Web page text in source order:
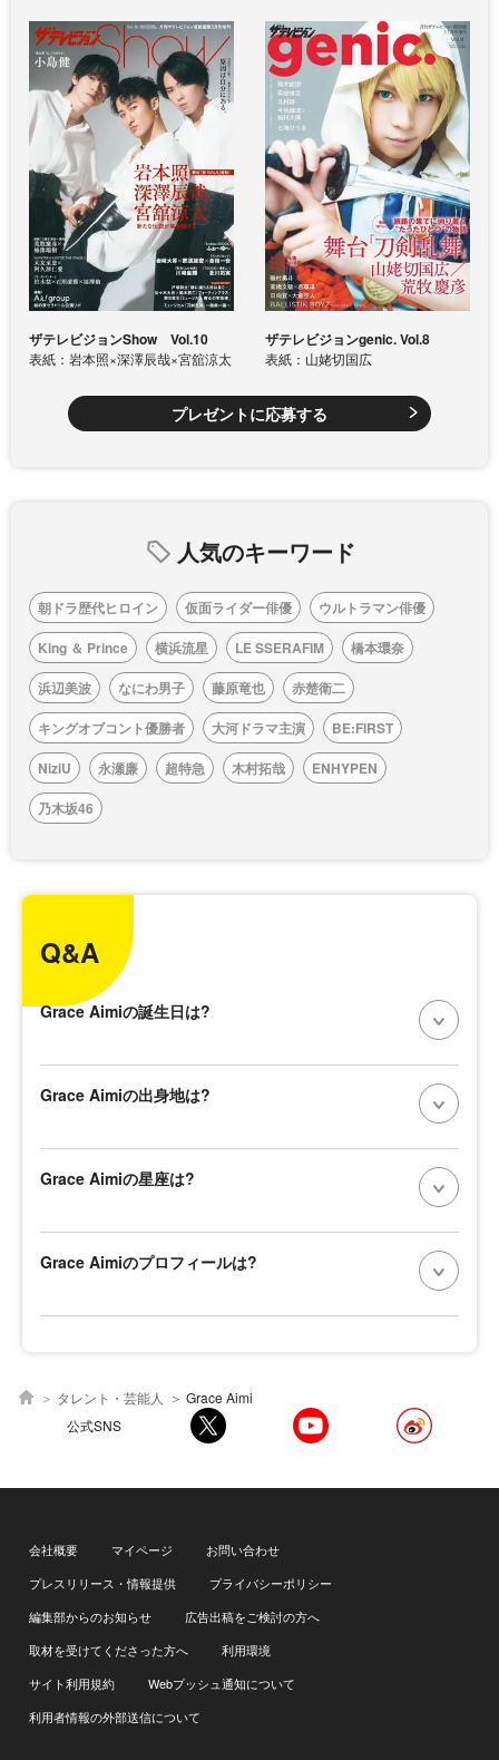
ザテレビジョンShow Vol.10
表紙：岩本照×深澤辰哉×宮舘涼太
ザテレビジョンgenic. Vol.8
表紙：山姥切国広
プレゼントに応募する
人気のキーワード
朝ドラ歴代ヒロイン 仮面ライダー俳優
ウルトラマン俳優
King ＆ Prince
横浜流星 LE SSERAFIM
橋本環奈
浜辺美波
なにわ男子 藤原竜也
赤楚衛二
キングオブコント優勝者
大河ドラマ主演
BE:FIRST
NiziU
永瀬廉 超特急 木村拓哉
ENHYPEN
乃木坂46
Q&A
Grace Aimiの誕生日は?
Grace Aimiの出身地は?
Grace Aimiの星座は?
Grace Aimiのプロフィールは?
タレント・芸能人
Grace Aimi
公式SNS
会社概要 マイページ
お問い合わせ
プレスリリース・情報提供
プライバシーポリシー
編集部からのお知らせ
広告出稿をご検討の方へ
取材を受けてくださった方へ
利用環境
サイト利用規約
Webプッシュ通知について
利用者情報の外部送信について